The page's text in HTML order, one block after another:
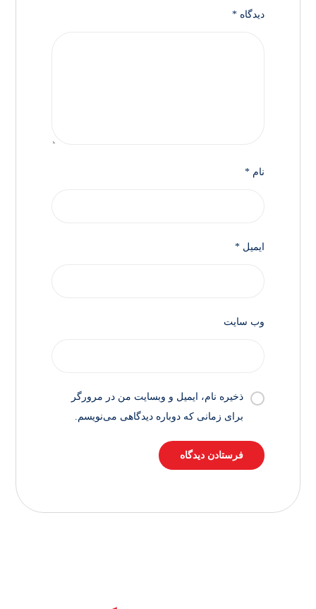
دیدگاه*
نام*
ایمیل*
وب‌ سایت
ذخیره نام، ایمیل و وبسایت من در مرورگر
برای زمانی که دوباره دیدگاهی می‌نویسم.